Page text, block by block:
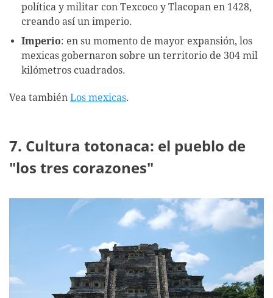
política y militar con Texcoco y Tlacopan en 1428,
creando así un imperio.
Imperio: en su momento de mayor expansión, los
mexicas gobernaron sobre un territorio de 304 mil
kilómetros cuadrados.
Vea también Los mexicas.
7. Cultura totonaca: el pueblo de
"los tres corazones"